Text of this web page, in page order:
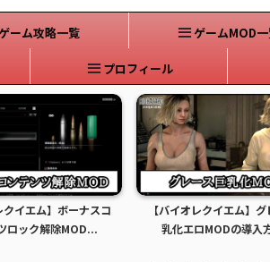
ーム攻略一覧 ゲームMOD
プロフィール
クイエム】ボーナスコ
ロック解除MOD...
【バイオレクイエム】
乳化エロMODの導入